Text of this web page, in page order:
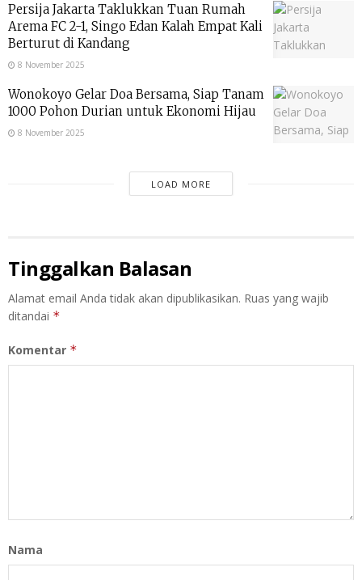
Persija Jakarta Taklukkan Tuan Rumah
Arema FC 2-1, Singo Edan Kalah Empat Kali
Berturut di Kandang
8 November 2025
Wonokoyo Gelar Doa Bersama, Siap Tanam
1000 Pohon Durian untuk Ekonomi Hijau
8 November 2025
LOAD MORE
Tinggalkan Balasan
Alamat email Anda tidak akan dipublikasikan. Ruas yang wajib
ditandai *
Komentar *
Nama